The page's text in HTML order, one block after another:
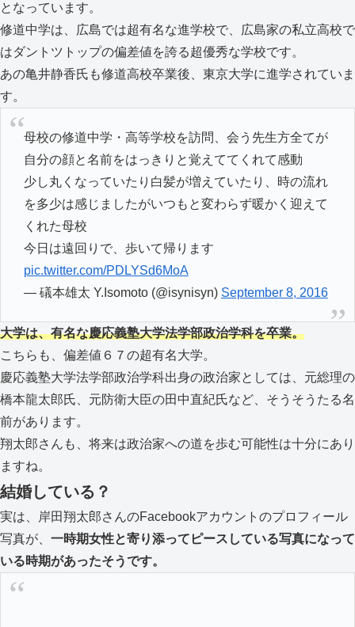
となっています。
修道中学は、広島では超有名な進学校で、広島家の私立高校で
はダントツトップの偏差値を誇る超優秀な学校です。
あの亀井静香氏も修道高校卒業後、東京大学に進学されていま
す。
母校の修道中学・高等学校を訪問、会う先生方全てが
自分の顔と名前をはっきりと覚えててくれて感動
少し丸くなっていたり白髪が増えていたり、時の流れ
を多少は感じましたがいつもと変わらず暖かく迎えて
くれた母校
今日は遠回りで、歩いて帰ります
pic.twitter.com/PDLYSd6MoA
— 礒本雄太 Y.Isomoto (@isynisyn) September 8, 2016
大学は、有名な慶応義塾大学法学部政治学科を卒業。
こちらも、偏差値６７の超有名大学。
慶応義塾大学法学部政治学科出身の政治家としては、元総理の
橋本龍太郎氏、元防衛大臣の田中直紀氏など、そうそうたる名
前があります。
翔太郎さんも、将来は政治家への道を歩む可能性は十分にあり
ますね。
結婚している？
実は、岸田翔太郎さんのFacebookアカウントのプロフィール
写真が、 一時期女性と寄り添ってピースしている写真になって
いる時期があったそうです。